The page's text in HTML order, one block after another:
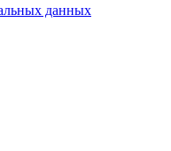
данных